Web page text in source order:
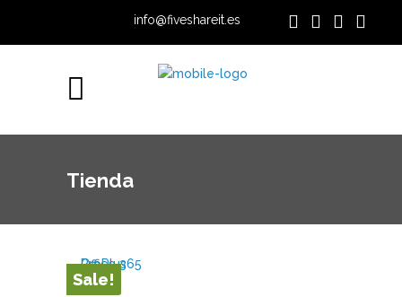
info@fiveshareit.es
Tienda
Sale!